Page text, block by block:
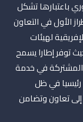
باعتبارها تشكل
الأول في التعاون
لهيئات
توفر إطارا يسمح
المشتركة في خدمة
رئيسيا في ظل
إلى تعاون وتضامن